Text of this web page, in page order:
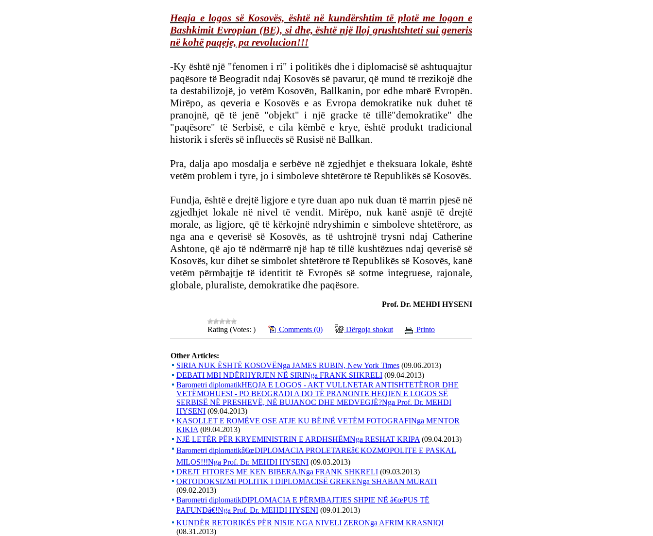
Heqja e logos së Kosovës, është në kundërshtim të plotë me logon e
Bashkimit Evropian (BE), si dhe, është një lloj grushtshteti sui generis
në kohë paqeje, pa revolucion!!!
-Ky është një "fenomen i ri" i politikës dhe i diplomacisë së ashtuquajtur
paqësore të Beogradit ndaj Kosovës së pavarur, që mund të rrezikojë dhe
ta destabilizojë, jo vetëm Kosovën, Ballkanin, por edhe mbarë Evropën.
Mirëpo, as qeveria e Kosovës e as Evropa demokratike nuk duhet të
pranojnë, që të jenë "objekt" i një gracke të tillë"demokratike" dhe
"paqësore" të Serbisë, e cila këmbë e krye, është produkt tradicional
historik i sferës së influecës së Rusisë në Ballkan.
Pra, dalja apo mosdalja e serbëve në zgjedhjet e theksuara lokale, është
vetëm problem i tyre, jo i simboleve shtetërore të Republikës së Kosovës.
Fundja, është e drejtë ligjore e tyre duan apo nuk duan të marrin pjesë në
zgjedhjet lokale në nivel të vendit. Mirëpo, nuk kanë asnjë të drejtë
morale, as ligjore, që të kërkojnë ndryshimin e simboleve shtetërore, as
nga ana e qeverisë së Kosovës, as të ushtrojnë trysni ndaj Catherine
Ashtone, që ajo të ndërmarrë një hap të tillë kushtëzues ndaj qeverisë së
Kosovës, kur dihet se simbolet shtetërore të Republikës së Kosovës, kanë
vetëm përmbajtje të identitit të Evropës së sotme integruese, rajonale,
globale, pluraliste, demokratike dhe paqësore.
Prof. Dr. MEHDI HYSENI
Rating (Votes: ) Comments (0) Dërgoja shokut Printo
Other Articles:
SIRIA NUK ËSHTË KOSOVËNga JAMES RUBIN, New York Times (09.06.2013)
DEBATI MBI NDËRHYRJEN NË SIRINga FRANK SHKRELI (09.04.2013)
Barometri diplomatikHEQJA E LOGOS - AKT VULLNETAR ANTISHTETËROR DHE
VETËMOHUES! - PO BEOGRADI A DO TË PRANONTE HEQJEN E LOGOS SË
SERBISË NË PRESHEVË, NË BUJANOC DHE MEDVEGJË?Nga Prof. Dr. MEHDI
HYSENI (09.04.2013)
KASOLLET E ROMËVE OSE ATJE KU BËJNË VETËM FOTOGRAFINga MENTOR
KIKIA (09.04.2013)
NJË LETËR PËR KRYEMINISTRIN E ARDHSHËMNga RESHAT KRIPA (09.04.2013)
Barometri diplomatikâ€œDIPLOMACIA PROLETAREâ€ KOZMOPOLITE E PASKAL
MILOS!!!Nga Prof. Dr. MEHDI HYSENI (09.03.2013)
DREJT FITORES ME KEN BIBERAJNga FRANK SHKRELI (09.03.2013)
ORTODOKSIZMI POLITIK I DIPLOMACISË GREKENga SHABAN MURATI
(09.02.2013)
Barometri diplomatikDIPLOMACIA E PËRMBAJTJES SHPIE NË â€œPUS TË
PAFUNDâ€!Nga Prof. Dr. MEHDI HYSENI (09.01.2013)
KUNDËR RETORIKËS PËR NISJE NGA NIVELI ZERONga AFRIM KRASNIQI
(08.31.2013)